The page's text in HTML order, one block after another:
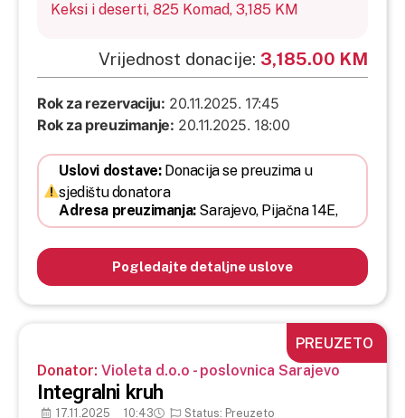
Keksi i deserti, 825 Komad, 3,185 KM
Vrijednost donacije: 3,185.00 KM
Rok za rezervaciju: 20.11.2025. 17:45
Rok za preuzimanje: 20.11.2025. 18:00
Uslovi dostave:Donacija se preuzima u
sjedištu donatora
Adresa preuzimanja: Sarajevo, Pijačna 14E,
Pogledajte detaljne uslove
PREUZETO
Donator: Violeta d.o.o - poslovnica Sarajevo
Integralni kruh
17.11.2025 10:43 Status: Preuzeto